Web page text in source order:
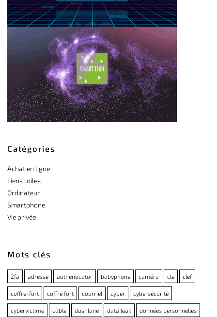
Catégories
Achat en ligne
Liens utiles
Ordinateur
Smartphone
Vie privée
Mots clés
2fa adresse authenticator babyphone caméra cle clef
coffre-fort coffre fort courriel cyber cybersécurité
cybervictime câble dashlane data leak données personnelles